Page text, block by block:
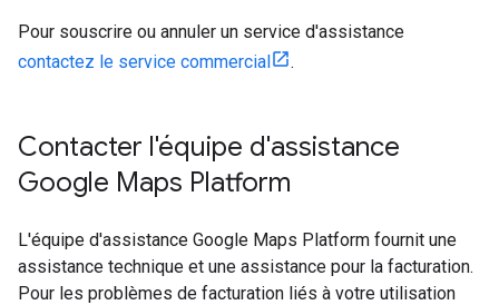
Pour souscrire ou annuler un service d'assistance
contactez le service commercial
.
Contacter l'équipe d'assistance
Google Maps Platform
L'équipe d'assistance Google Maps Platform fournit une
assistance technique et une assistance pour la facturation.
Pour les problèmes de facturation liés à votre utilisation